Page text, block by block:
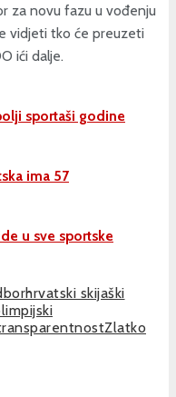
za novu fazu u vođenju
vidjeti tko će preuzeti
ići dalje.
sportaši godine
ima 57
u sve sportske
hrvatski skijaški
Zlatko